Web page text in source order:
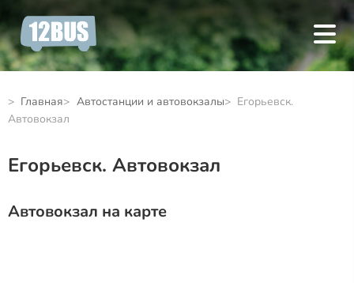
Главная Автостанции и автовокзалы
Егорьевск.
Автовокзал
Егорьевск. Автовокзал
Автовокзал на карте